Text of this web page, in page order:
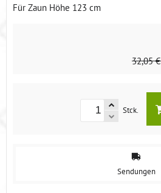
Für Zaun Höhe 123 cm
32,05 €
Stck.
Sendungen